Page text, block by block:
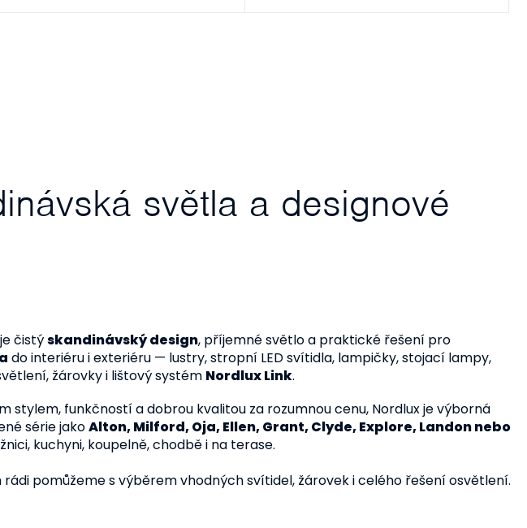
světla a designové
čistýskandinávský design, příjemné světlo a praktické řešení pro
do interiéru i exteriéru — lustry, stropní LED svítidla, lampičky, stojací lampy,
žárovky i lištový systém Nordlux Link.
stylem, funkčností a dobrou kvalitou za rozumnou cenu, Nordlux je výborná
série jakoAlton, Milford, Oja, Ellen, Grant, Clyde, Explore, Landon nebo
kuchyni, koupelně, chodbě i na terase.
pomůžeme s výběrem vhodných svítidel, žárovek i celého řešení osvětlení.